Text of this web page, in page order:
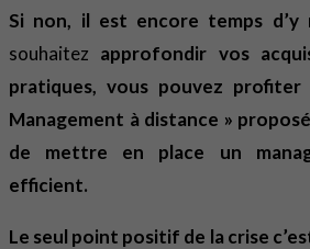
Si non, il est encore temps d’y
souhaitez approfondir vos
pratiques, vous pouvez
Management à distance »
de mettre en place un
efficient.
Le seul point positif de la crise